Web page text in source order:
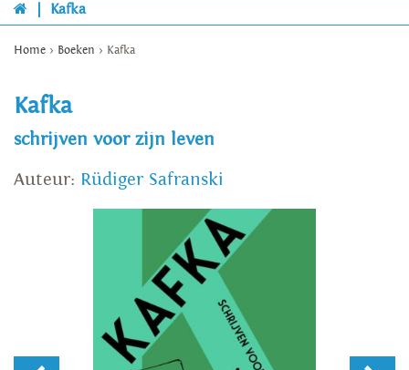
Kafka
Home > Boeken > Kafka
Kafka
schrijven voor zijn leven
Auteur: Rüdiger Safranski